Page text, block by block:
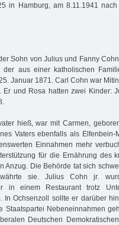
in Hamburg, am 8.11.1941
Sohn von Julius und Fanny
aus einer katholischen
Januar 1871. Carl Cohn war
Er und Rosa hatten zwei Kinder:
hieß, war mit Carmen,
Vaters ebenfalls als Elfenbein-
Einnahmen mehr
für die Ernährung des
Anzug. Die Behörde tat sich
sie. Julius Cohn jr.
in einem Restaurant trotz
In Ochsenzoll sollte er darüber
Staatspartei Nebeneinnahmen
Deutschen